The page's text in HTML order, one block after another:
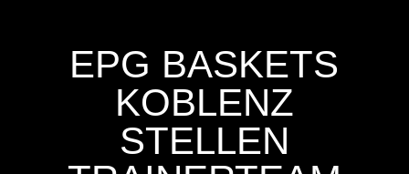
EPG BASKETS
KOBLENZ
STELLEN